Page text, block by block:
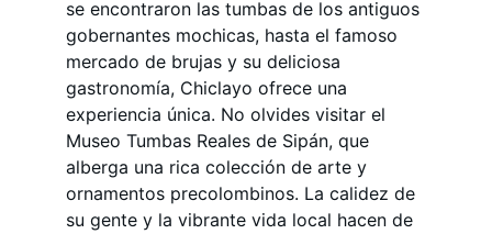
se encontraron las tumbas de los antiguos
gobernantes mochicas, hasta el famoso
mercado de brujas y su deliciosa
gastronomía, Chiclayo ofrece una
experiencia única. No olvides visitar el
Museo Tumbas Reales de Sipán, que
alberga una rica colección de arte y
ornamentos precolombinos. La calidez de
su gente y la vibrante vida local hacen de